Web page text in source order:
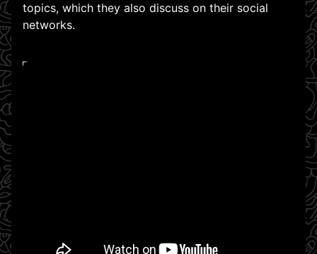
topics, which they also discuss on their social
networks.